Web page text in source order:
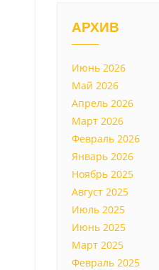
АРХИВ
Июнь 2026
Май 2026
Апрель 2026
Март 2026
Февраль 2026
Январь 2026
Ноябрь 2025
Август 2025
Июль 2025
Июнь 2025
Март 2025
Февраль 2025